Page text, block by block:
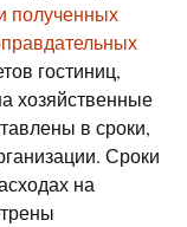
полученных
гостиниц,
хозяйственные
в сроки,
Сроки
на